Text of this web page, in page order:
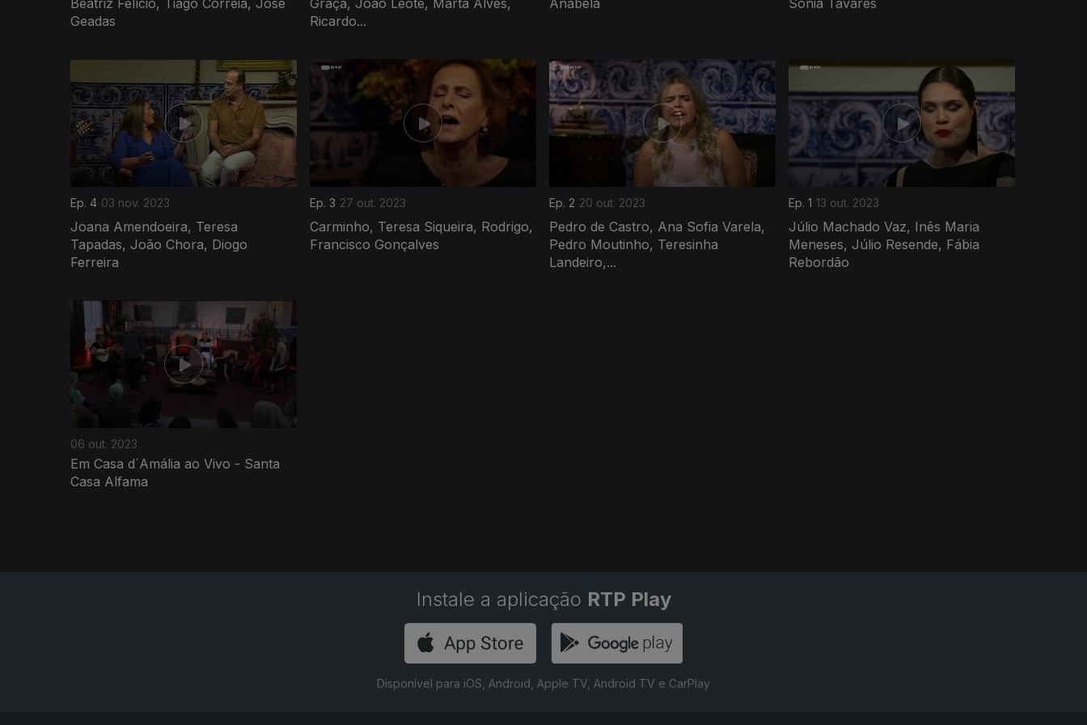
Geadas
Ricardo...
Ep. 4 03 nov. 2023
Joana Amendoeira, Teresa
Tapadas, João Chora, Diogo
Ferreira
Ep. 3 27 out. 2023
Carminho, Teresa Siqueira, Rodrigo,
Francisco Gonçalves
Ep. 2 20 out. 2023
Pedro de Castro, Ana Sofia Varela,
Pedro Moutinho, Teresinha
Landeiro,...
Ep. 1 13 out. 2023
Júlio Machado Vaz, Inês Maria
Meneses, Júlio Resende, Fábia
Rebordão
06 out. 2023
Em Casa d´Amália ao Vivo - Santa
Casa Alfama
720050
Instale a aplicação RTP Play
Disponível para iOS, Android, Apple TV, Android TV e CarPlay